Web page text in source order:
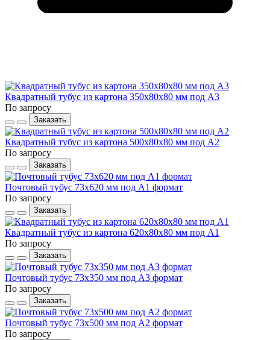
Квадратный тубус из картона 350x80x80 мм под А3
По запросу
Заказать
Квадратный тубус из картона 500x80x80 мм под А2
По запросу
Заказать
Почтовый тубус 73x620 мм под А1 формат
По запросу
Заказать
Квадратный тубус из картона 620x80x80 мм под А1
По запросу
Заказать
Почтовый тубус 73x350 мм под А3 формат
По запросу
Заказать
Почтовый тубус 73x500 мм под А2 формат
По запросу